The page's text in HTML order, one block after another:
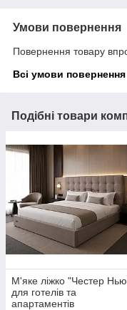
Умови повернення
Повернення товару
Всі умови повернення
Подібні товари
М'яке ліжко "Честер
для готелів та
апартаментів